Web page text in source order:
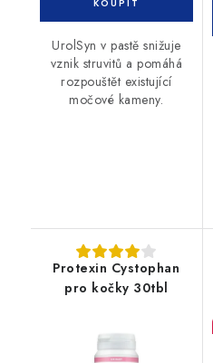
UrolSyn v pastě snižuje
vznik struvitů a pomáhá
rozpouštět existující
močové kameny.
Protexin Cystophan
pro kočky 30tbl